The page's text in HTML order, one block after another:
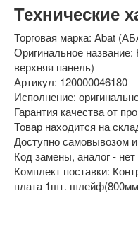
Технические
Торговая марка: Abat
Оригинальное
верхняя панель)
Артикул: 120000046180
Исполнение:
Гарантия качества от
Товар находится на
Доступно самовывозом
Код замены, аналог - нет
Комплект поставки:
плата 1шт.